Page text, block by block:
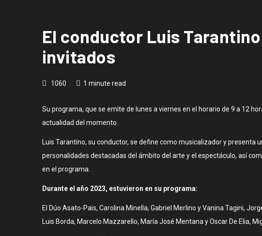
El conductor Luis
invitados
1060 1 minute read
Su programa, que se emite de lunes a viernes en el horario de 9 a 12
actualidad del momento.
Luis Tarantino, su conductor, se define como musicalizador y presenta
personalidades destacadas del ámbito del arte y el espectáculo, así
en el programa.
Durante el año 2023, estuvieron en su programa:
El Dúo Asato-Pais, Carolina Minella, Gabriel Merlino y Vanina Tagini,
Luis Borda, Marcelo Mazzarello, María José Mentana y Oscar De Elia,